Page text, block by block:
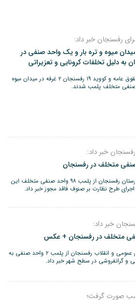
رفسنجان خبر داد:
در میدان میوه و تره بار و یک واحد صنفی در
دلیل تخلفات کرونایی و تعزیراتی
در گشت صیانت از حقوق عامه و کووید ۱۹ رفسنجان ۲ غرفه در میدان میوه
صنفی متخلف پلمب شدند.
خبر داد:
فرمانده انتظامی شهرستان رفسنجان از پلمب ۹۸ واحد صنفی متخلف این
طرح نظارت بر صنوف فاقد مجوز خبر داد.
خبر داد:
بازپرس ویژه دادسرای عمومی و انقلاب رفسنجان از پلمب ۲ واحد صنفی به
و گرانفروشی در سطح شهر خبر داد.
صورت گرفت؛